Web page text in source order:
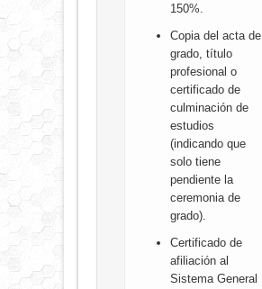
150%.
Copia del acta de
grado, título
profesional o
certificado de
culminación de
estudios
(indicando que
solo tiene
pendiente la
ceremonia de
grado).
Certificado de
afiliación al
Sistema General